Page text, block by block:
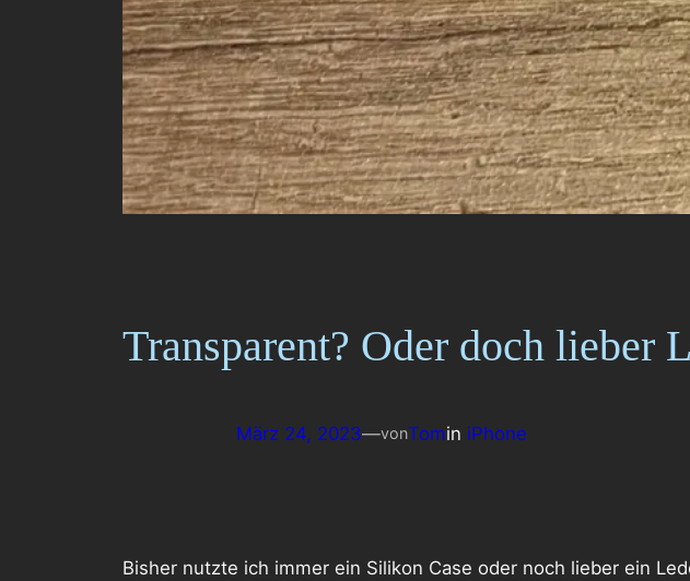
Transparent? Oder doch lieber
März 24, 2023—vonTomin iPhone
Bisher nutzte ich immer ein Silikon Case oder noch lieber ein